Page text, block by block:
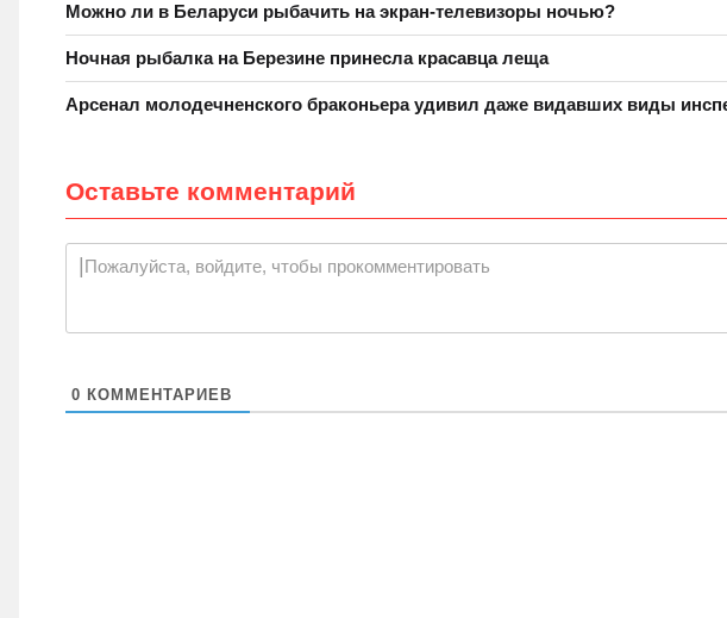
Можно ли в Беларуси рыбачить на экран-телевизоры ночью?
Ночная рыбалка на Березине принесла красавца леща
Арсенал молодечненского браконьера удивил даже видавших виды
Оставьте комментарий
Пожалуйста, войдите, чтобы прокомментировать
0 КОММЕНТАРИЕВ